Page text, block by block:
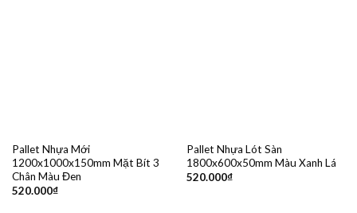
Pallet Nhựa Mới
1200x1000x150mm Mặt Bít 3
Chân Màu Đen
520.000₫
Pallet Nhựa Lót Sàn
1800x600x50mm Màu Xanh Lá
520.000₫